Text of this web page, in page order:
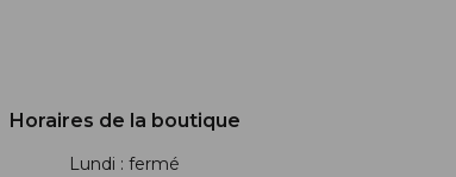
Horaires de la boutique
Lundi : fermé